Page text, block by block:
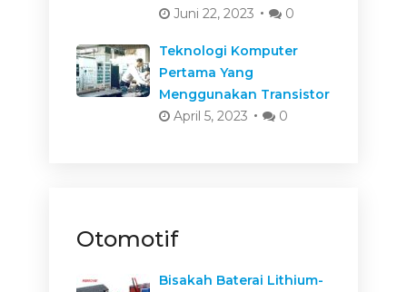
Juni 22, 2023
0
Teknologi Komputer
Pertama Yang
Menggunakan Transistor
April 5, 2023
0
Otomotif
Bisakah Baterai Lithium-